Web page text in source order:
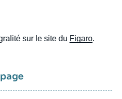
sur le site du Figaro.